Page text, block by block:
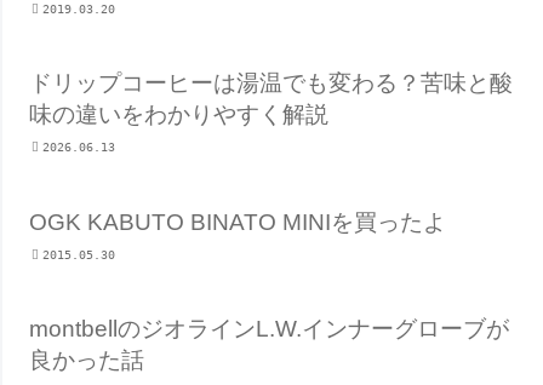
2019.03.20
ドリップコーヒーは湯温でも変わる？苦味と酸
味の違いをわかりやすく解説
2026.06.13
OGK KABUTO BINATO MINIを買ったよ
2015.05.30
montbellのジオラインL.W.インナーグローブが
良かった話